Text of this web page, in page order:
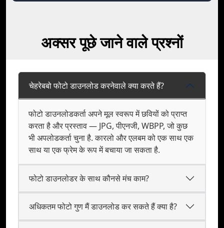
अक्सर पूछे जाने वाले प्रश्नों
चेहरेबबो फोटो डाउनलोड करनेवाले क्या करते हैं?
फोटो डाउनलोडकर्ता अपने मूल स्वरूप में छवियों को प्राप्त
करता है और प्रस्ताव — JPG, पीएनजी, WBPP, जो कुछ
भी अपलोडकर्ता चुना है. कारलो और एलबम को एक साथ एक
साथ या एक फ्रेम के रूप में बचाया जा सकता है.
फोटो डाउनलोडर के साथ कौनसे मंच काम?
अधिकतम फोटो गुण मैं डाउनलोड कर सकते हैं क्या है?